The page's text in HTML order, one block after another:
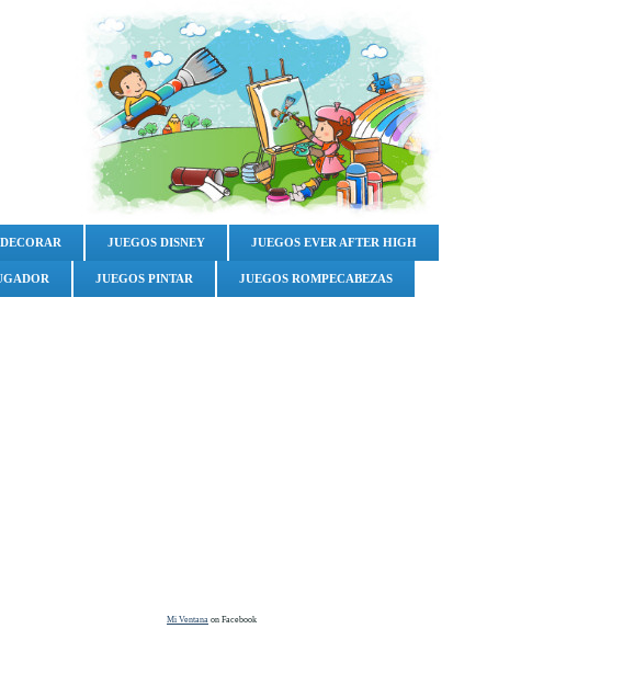
JUEGOS DISNEY JUEGOS EVER AFTER HIGH
JUEGOS PINTAR JUEGOS ROMPECABEZAS
Mi Ventana on Facebook